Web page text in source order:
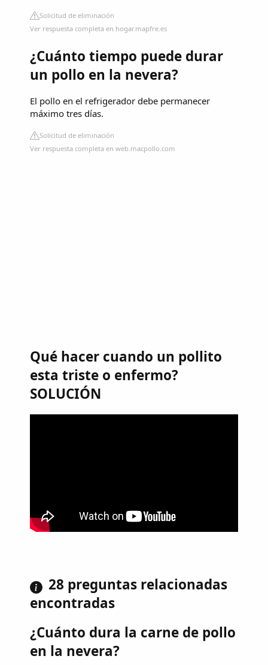
Solicitud de eliminación
Ver respuesta completa en hogar.mapfre.es
¿Cuánto tiempo puede durar
un pollo en la nevera?
El pollo en el refrigerador debe permanecer
máximo tres días.
Solicitud de eliminación
Ver respuesta completa en web.macpollo.com
Qué hacer cuando un pollito
esta triste o enfermo?
SOLUCIÓN
28 preguntas relacionadas
encontradas
¿Cuánto dura la carne de pollo
en la nevera?